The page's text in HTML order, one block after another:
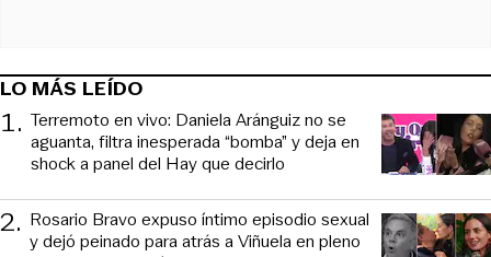
LO MÁS LEÍDO
1. Terremoto en vivo: Daniela Aránguiz no se
aguanta, filtra inesperada “bomba” y deja en
shock a panel del Hay que decirlo
2. Rosario Bravo expuso íntimo episodio sexual
y dejó peinado para atrás a Viñuela en pleno